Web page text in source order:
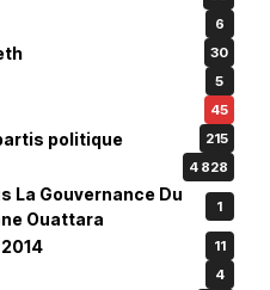
6
30
5
45
politique 215
4 828
La Gouvernance Du
Ouattara
1
11
4